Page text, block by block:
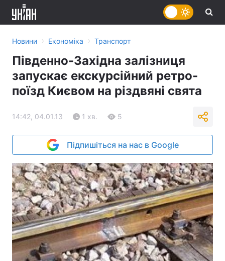
Новини › Економіка › Транспорт
Південно-Західна залізниця
запускає екскурсійний ретро-
поїзд Києвом на різдвяні свята
14:42, 04.01.13 1 хв. 5
Підпишіться на нас в Google